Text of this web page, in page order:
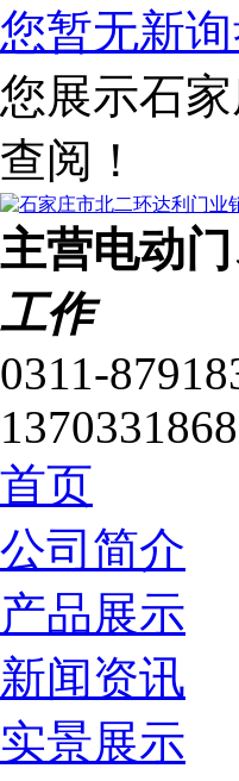
您暂无新询
您展示石
查阅！
主营电动
工作
0311-
首页
公司简介
产品展示
新闻资讯
实景展示